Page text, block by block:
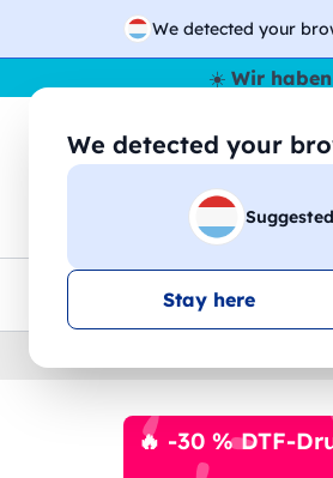
We detected your
We detected your
Stay here
☀️ Wir
Sweatshirts
EU-weite Lieferung
🔥 -30 % DTF-